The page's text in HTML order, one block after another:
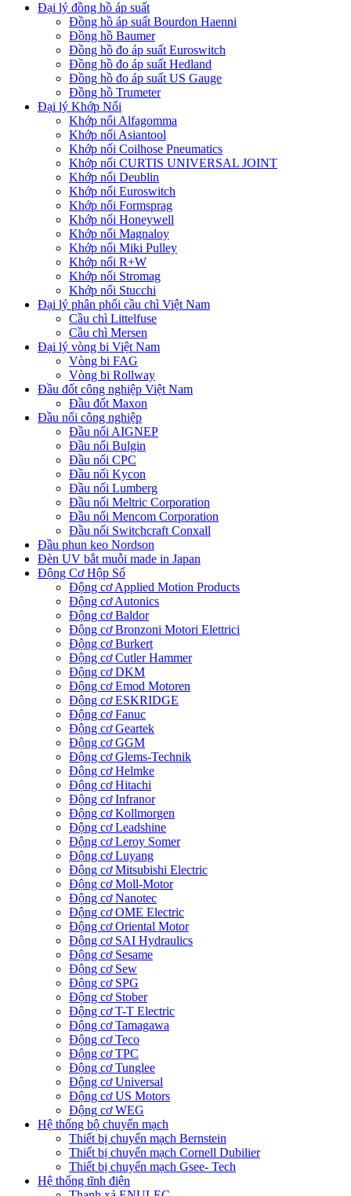
Đại lý đồng hồ áp suất
Đồng hồ áp suất Bourdon Haenni
Đồng hồ Baumer
Đồng hồ đo áp suất Euroswitch
Đồng hồ đo áp suất Hedland
Đồng hồ đo áp suất US Gauge
Đồng hồ Trumeter
Đại lý Khớp Nối
Khớp nối Alfagomma
Khớp nối Asiantool
Khớp nối Coilhose Pneumatics
Khớp nối CURTIS UNIVERSAL JOINT
Khớp nối Deublin
Khớp nối Euroswitch
Khớp nối Formsprag
Khớp nối Honeywell
Khớp nối Magnaloy
Khớp nối Miki Pulley
Khớp nối R+W
Khớp nối Stromag
Khớp nối Stucchi
Đại lý phân phối cầu chì Việt Nam
Cầu chì Littelfuse
Cầu chì Mersen
Đại lý vòng bi Việt Nam
Vòng bi FAG
Vòng bi Rollway
Đầu đốt công nghiệp Việt Nam
Đầu đốt Maxon
Đầu nối công nghiệp
Đầu nối AIGNEP
Đầu nối Bulgin
Đầu nối CPC
Đầu nối Kycon
Đầu nối Lumberg
Đầu nối Meltric Corporation
Đầu nối Mencom Corporation
Đầu nối Switchcraft Conxall
Đầu phun keo Nordson
Đèn UV bắt muỗi made in Japan
Động Cơ Hộp Số
Động cơ Applied Motion Products
Động cơ Autonics
Động cơ Baldor
Động cơ Bronzoni Motori Elettrici
Động cơ Burkert
Động cơ Cutler Hammer
Động cơ DKM
Động cơ Emod Motoren
Động cơ ESKRIDGE
Động cơ Fanuc
Động cơ Geartek
Động cơ GGM
Động cơ Glems-Technik
Động cơ Helmke
Động cơ Hitachi
Động cơ Infranor
Động cơ Kollmorgen
Động cơ Leadshine
Động cơ Leroy Somer
Động cơ Luyang
Động cơ Mitsubishi Electric
Động cơ Moll-Motor
Động cơ Nanotec
Động cơ OME Electric
Động cơ Oriental Motor
Động cơ SAI Hydraulics
Động cơ Sesame
Động cơ Sew
Động cơ SPG
Động cơ Stober
Động cơ T-T Electric
Động cơ Tamagawa
Động cơ Teco
Động cơ TPC
Động cơ Tunglee
Động cơ Universal
Động cơ US Motors
Động cơ WEG
Hệ thống bộ chuyển mạch
Thiết bị chuyển mạch Bernstein
Thiết bị chuyển mạch Cornell Dubilier
Thiết bị chuyển mạch Gsee- Tech
Hệ thống tĩnh điện